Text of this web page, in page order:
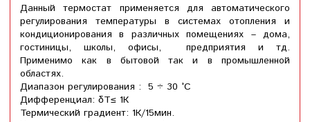
Данный термостат применяется для автоматического
регулирования температуры в системах отопления и
кондиционирования в различных помещениях – дома,
гостиницы, школы, офисы, предприятия и тд.
Применимо как в бытовой так и в промышленной
областях.
Диапазон регулирования : 5 ÷ 30 °C
Дифференциал: δT≤ 1К
Термический градиент: 1К/15мин.